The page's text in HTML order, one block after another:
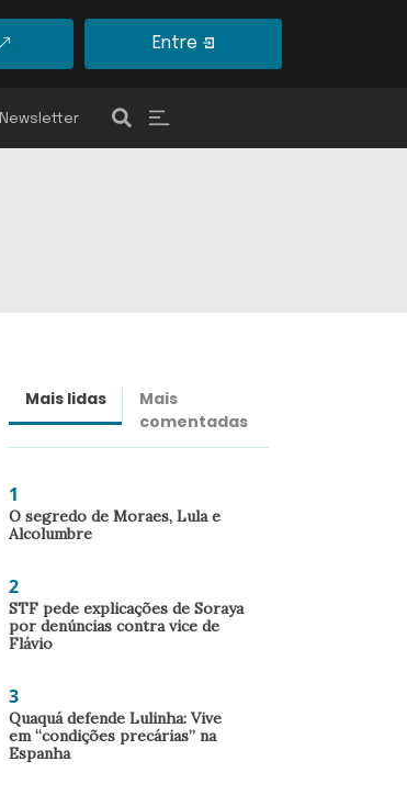
Entre
Newsletter
Mais lidas
Mais
comentadas
1
O segredo de Moraes, Lula e
Alcolumbre
2
STF pede explicações de Soraya
por denúncias contra vice de
Flávio
3
Quaquá defende Lulinha: Vive
em “condições precárias” na
Espanha